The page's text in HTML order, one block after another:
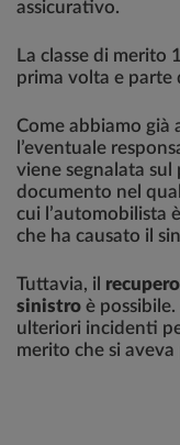
assicurativo.
La classe di merito
prima volta e parte
Come abbiamo già
l’eventuale
viene segnalata sul
documento nel
cui l’automobilista
che ha causato il
Tuttavia, il
sinistro è
ulteriori incidenti
merito che si